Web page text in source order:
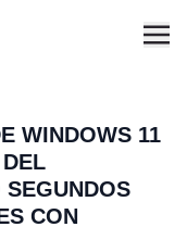
WINDOWS 11
CON